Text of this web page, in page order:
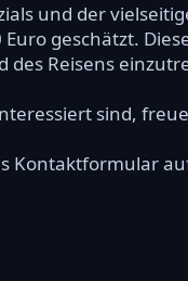
und der
geschätzt.
des Reisens
sind,
Kontaktformular